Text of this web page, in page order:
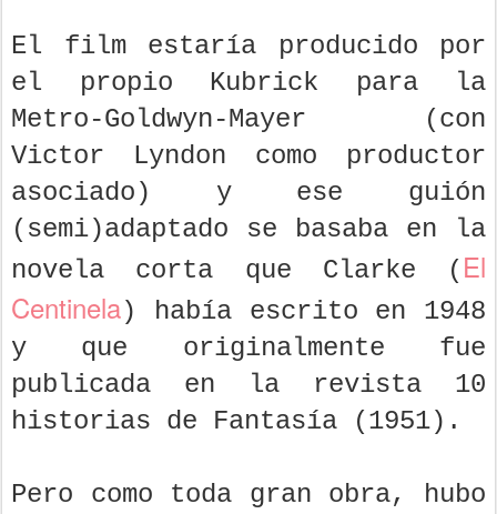
El film estaría producido por
el propio Kubrick para la
Metro-Goldwyn-Mayer (con
Victor Lyndon como productor
asociado) y ese guión
(semi)adaptado se basaba en la
novela corta que Clarke (El
Centinela) había escrito en 1948
y que originalmente fue
publicada en la revista 10
historias de Fantasía (1951).
Pero como toda gran obra, hubo